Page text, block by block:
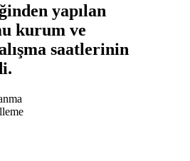
yapılan
kurum ve
saatlerinin